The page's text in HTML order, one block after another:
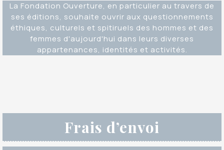
La Fondation Ouverture, en particulier au travers de
ses éditions, souhaite ouvrir aux questionnements
éthiques, culturels et spitiruels des hommes et des
femmes d'aujourd'hui dans leurs diverses
appartenances, identités et activités.
Frais d’envoi